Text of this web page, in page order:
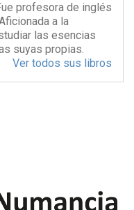
profesora de inglés
a la
las esencias
suyas propias.
Ver todos sus libros